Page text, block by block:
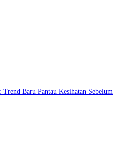
Baru Pantau Kesihatan Sebelum